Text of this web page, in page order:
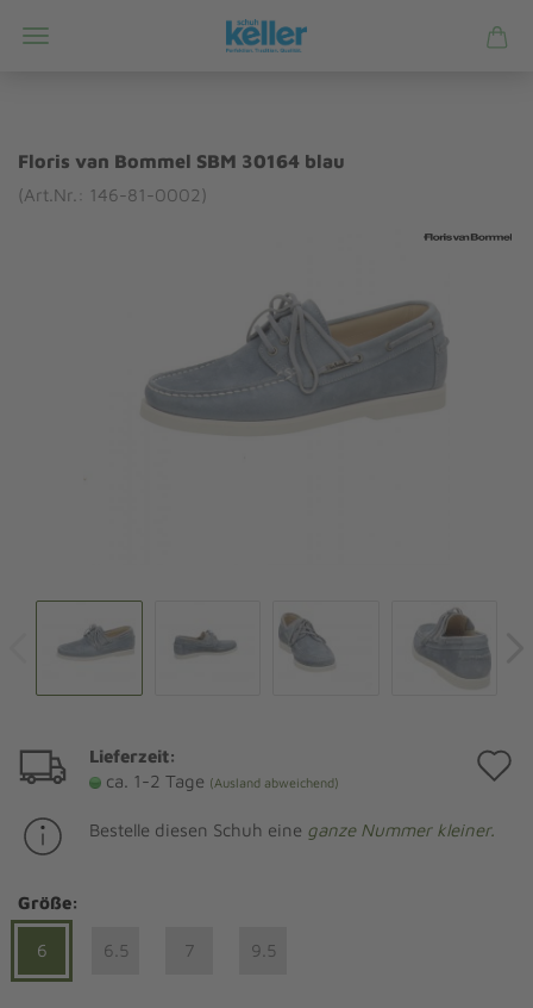
Floris van Bommel SBM 30164 blau
(Art.Nr.: 146-81-0002)
Lieferzeit:
ca. 1-2 Tage (Ausland abweichend)
Bestelle diesen Schuh eine ganze Nummer kleiner.
Größe:
6 6.5 7 9.5